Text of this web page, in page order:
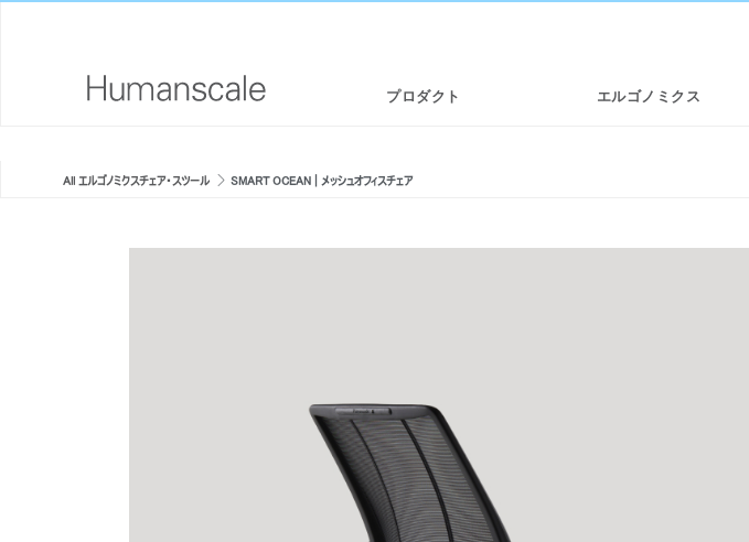
プロダクト エルゴノミクス
DIFFRIENT SMART | メッシュチェ
ア
All エルゴノミクスチェア・スツール SMART OCEAN | メッシュオフィスチェア